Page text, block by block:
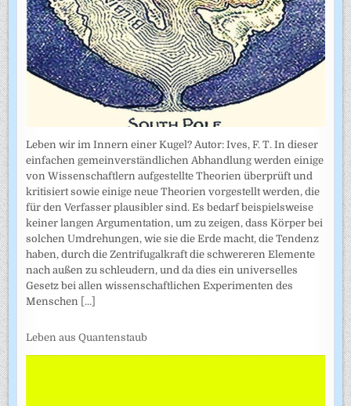
Leben wir im Innern einer Kugel? Autor: Ives, F. T. In dieser
einfachen gemeinverständlichen Abhandlung werden einige
von Wissenschaftlern aufgestellte Theorien überprüft und
kritisiert sowie einige neue Theorien vorgestellt werden, die
für den Verfasser plausibler sind. Es bedarf beispielsweise
keiner langen Argumentation, um zu zeigen, dass Körper bei
solchen Umdrehungen, wie sie die Erde macht, die Tendenz
haben, durch die Zentrifugalkraft die schwereren Elemente
nach außen zu schleudern, und da dies ein universelles
Gesetz bei allen wissenschaftlichen Experimenten des
Menschen [...]
Leben aus Quantenstaub